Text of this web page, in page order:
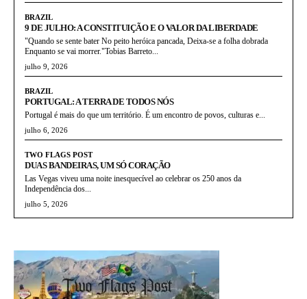
BRAZIL
9 DE JULHO: A CONSTITUIÇÃO E O VALOR DA LIBERDADE
"Quando se sente bater No peito heróica pancada, Deixa-se a folha dobrada
Enquanto se vai morrer."Tobias Barreto...
julho 9, 2026
BRAZIL
PORTUGAL: A TERRA DE TODOS NÓS
Portugal é mais do que um território. É um encontro de povos, culturas e...
julho 6, 2026
TWO FLAGS POST
DUAS BANDEIRAS, UM SÓ CORAÇÃO
Las Vegas viveu uma noite inesquecível ao celebrar os 250 anos da
Independência dos...
julho 5, 2026